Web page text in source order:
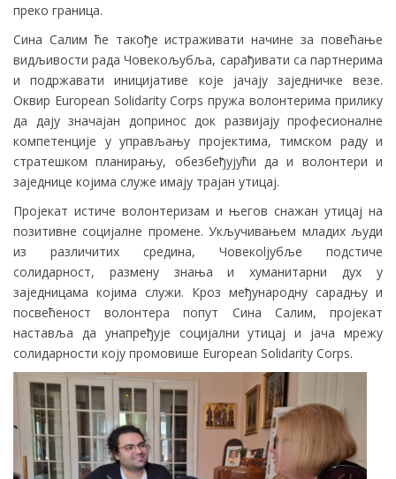
преко граница.
Сина Салим ће такође истраживати начине за повећање
видљивости рада Човекољубља, сарађивати са партнерима
и подржавати иницијативе које јачају заједничке везе.
Оквир European Solidarity Corps пружа волонтерима прилику
да дају значајан допринос док развијају професионалне
компетенције у управљању пројектима, тимском раду и
стратешком планирању, обезбеђујући да и волонтери и
заједнице којима служе имају трајан утицај.
Пројекат истиче волонтеризам и његов снажан утицај на
позитивне социјалне промене. Укључивањем младих људи
из различитих средина, Човекoljубље подстиче
солидарност, размену знања и хуманитарни дух у
заједницама којима служи. Кроз међународну сарадњу и
посвећеност волонтера попут Сина Салим, пројекат
наставља да унапређује социјални утицај и јача мрежу
солидарности коју промовише European Solidarity Corps.